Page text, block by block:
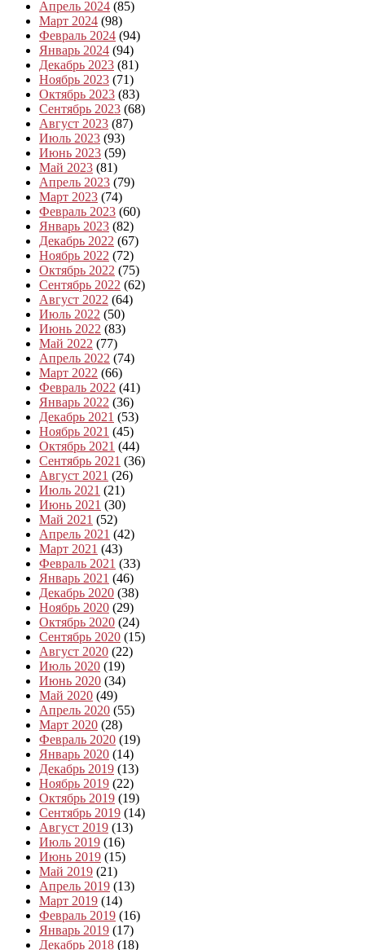
Апрель 2024 (85)
Март 2024 (98)
Февраль 2024 (94)
Январь 2024 (94)
Декабрь 2023 (81)
Ноябрь 2023 (71)
Октябрь 2023 (83)
Сентябрь 2023 (68)
Август 2023 (87)
Июль 2023 (93)
Июнь 2023 (59)
Май 2023 (81)
Апрель 2023 (79)
Март 2023 (74)
Февраль 2023 (60)
Январь 2023 (82)
Декабрь 2022 (67)
Ноябрь 2022 (72)
Октябрь 2022 (75)
Сентябрь 2022 (62)
Август 2022 (64)
Июль 2022 (50)
Июнь 2022 (83)
Май 2022 (77)
Апрель 2022 (74)
Март 2022 (66)
Февраль 2022 (41)
Январь 2022 (36)
Декабрь 2021 (53)
Ноябрь 2021 (45)
Октябрь 2021 (44)
Сентябрь 2021 (36)
Август 2021 (26)
Июль 2021 (21)
Июнь 2021 (30)
Май 2021 (52)
Апрель 2021 (42)
Март 2021 (43)
Февраль 2021 (33)
Январь 2021 (46)
Декабрь 2020 (38)
Ноябрь 2020 (29)
Октябрь 2020 (24)
Сентябрь 2020 (15)
Август 2020 (22)
Июль 2020 (19)
Июнь 2020 (34)
Май 2020 (49)
Апрель 2020 (55)
Март 2020 (28)
Февраль 2020 (19)
Январь 2020 (14)
Декабрь 2019 (13)
Ноябрь 2019 (22)
Октябрь 2019 (19)
Сентябрь 2019 (14)
Август 2019 (13)
Июль 2019 (16)
Июнь 2019 (15)
Май 2019 (21)
Апрель 2019 (13)
Март 2019 (14)
Февраль 2019 (16)
Январь 2019 (17)
Декабрь 2018 (18)